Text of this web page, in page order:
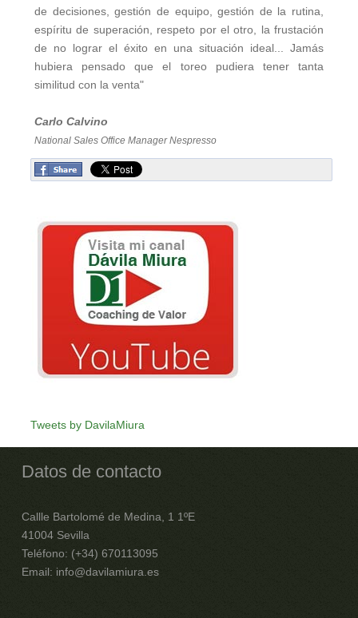
de decisiones, gestión de equipo, gestión de la rutina,
espíritu de superación, respeto por el otro, la frustación
de no lograr el éxito en una situación ideal... Jamás
hubiera pensado que el toreo pudiera tener tanta
similitud con la venta"
Carlo Calvino
National Sales Office Manager Nespresso
Tweets by DavilaMiura
Datos de contacto
Callle Bartolomé de Medina, 1 1ºE
41004 Sevilla
Teléfono: (+34) 670113095
Email: info@davilamiura.es